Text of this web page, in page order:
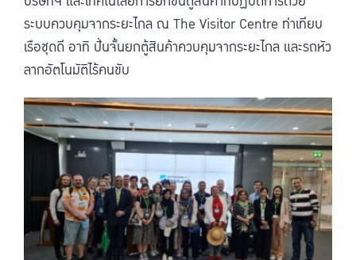
ระบบควบคุมจากระยะไกล ณ The Visitor Centre ท่าเทียบ
เรือชุดดี อาทิ ปั่นจั้นยกตู้สินค้าควบคุมจากระยะไกล และรถหัว
ลากอัตโนมัติไร้คนขับ